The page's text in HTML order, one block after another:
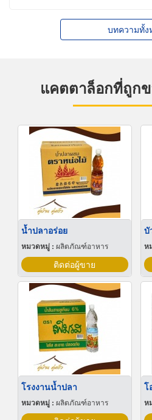
บทความทั้ง
แคตตาล็อกที่ถูก
น้ำปลาอร่อย
หมวดหมู่ : ผลิตภัณฑ์อาหาร
ติดต่อผู้ขาย
บั
ห
โรงงานน้ำปลา
หมวดหมู่ : ผลิตภัณฑ์อาหาร ห